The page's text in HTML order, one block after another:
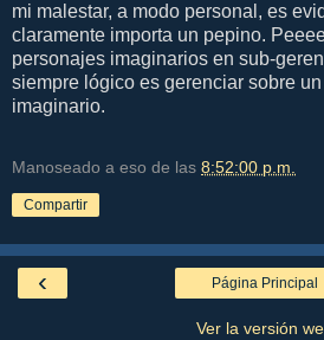
mi malestar, a modo personal, es
claramente importa un pepino.
personajes imaginarios en sub-
siempre lógico es gerenciar sobre
imaginario.
Manoseado a eso de las 8:52:00 p.m.
Compartir
‹ Página Principal
Ver la versión